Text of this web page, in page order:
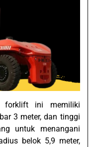
forklift ini memiliki
3 meter, dan tinggi
untuk menangani
belok 5,9 meter,